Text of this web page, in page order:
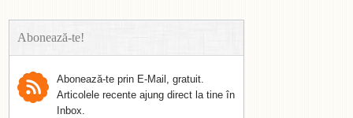
Abonează-te!
Abonează-te prin E-Mail, gratuit.
Articolele recente ajung direct la tine în
Inbox.